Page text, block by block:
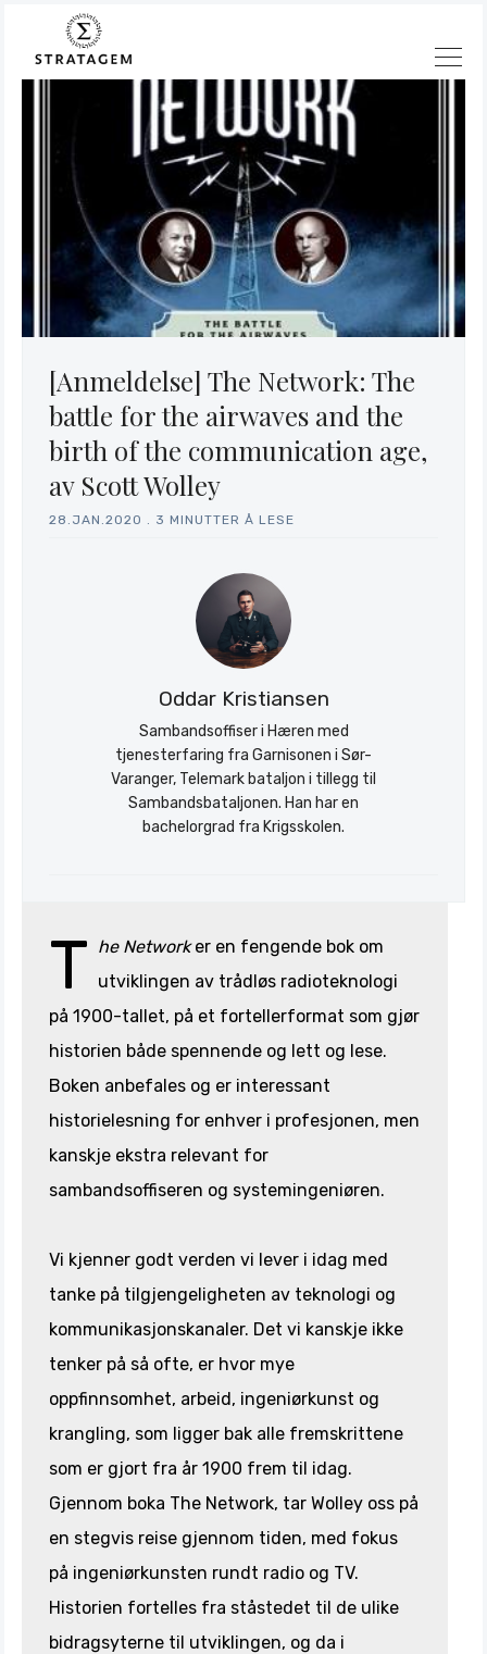
Søk
[Anmeldelse] The Network: The
battle for the airwaves and the
birth of the communication age,
av Scott Wolley
28.JAN.2020 3 MINUTTER Å LESE
Oddar Kristiansen
Sambandsoffiser i Hæren med
tjenesterfaring fra Garnisonen i Sør-
Varanger, Telemark bataljon i tillegg til
Sambandsbataljonen. Han har en
bachelorgrad fra Krigsskolen.
T he Networker en fengende bok om
utviklingen av trådløs radioteknologi
på 1900-tallet, på et fortellerformat som gjør
historien både spennende og lett og lese.
Boken anbefales og er interessant
historielesning for enhver i profesjonen, men
kanskje ekstra relevant for
sambandsoffiseren og systemingeniøren.
Vi kjenner godt verden vi lever i idag med
tanke på tilgjengeligheten av teknologi og
kommunikasjonskanaler. Det vi kanskje ikke
tenker på så ofte, er hvor mye
oppfinnsomhet, arbeid, ingeniørkunst og
krangling, som ligger bak alle fremskrittene
som er gjort fra år 1900 frem til idag.
Gjennom boka The Network, tar Wolley oss på
en stegvis reise gjennom tiden, med fokus
på ingeniørkunsten rundt radio og TV.
Historien fortelles fra ståstedet til de ulike
bidragsyterne til utviklingen, og da i